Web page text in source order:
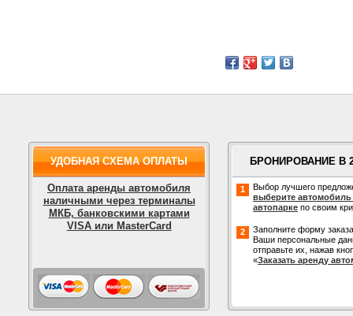
УДОБНАЯ СХЕМА ОПЛАТЫ
Оплата аренды автомобиля
наличными через терминалы
МКБ, банковскими картами
VISA или MasterCard
БРОНИРОВАНИЕ В
1
Выбор лучшего
выберите
автопарке по своим
2
Заполните форму
Ваши персональные
отправьте их, нажав
«Заказать аренду